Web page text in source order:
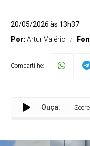
20/05/2026 às 13h37
Por:Artur Valério
Compartilhe:
Ouça: